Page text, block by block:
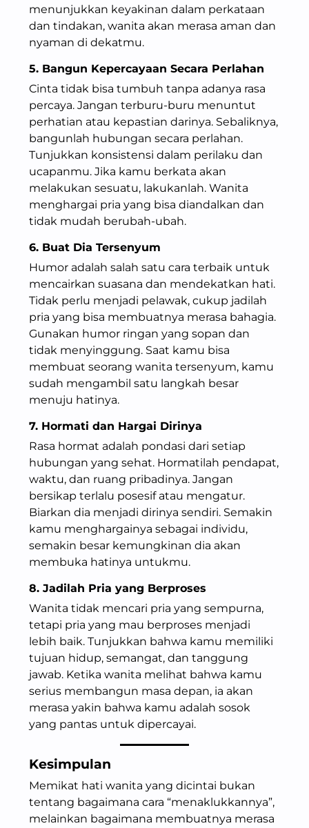
menunjukkan keyakinan dalam perkataan
dan tindakan, wanita akan merasa aman dan
nyaman di dekatmu.
5. Bangun Kepercayaan Secara Perlahan
Cinta tidak bisa tumbuh tanpa adanya rasa
percaya. Jangan terburu-buru menuntut
perhatian atau kepastian darinya. Sebaliknya,
bangunlah hubungan secara perlahan.
Tunjukkan konsistensi dalam perilaku dan
ucapanmu. Jika kamu berkata akan
melakukan sesuatu, lakukanlah. Wanita
menghargai pria yang bisa diandalkan dan
tidak mudah berubah-ubah.
6. Buat Dia Tersenyum
Humor adalah salah satu cara terbaik untuk
mencairkan suasana dan mendekatkan hati.
Tidak perlu menjadi pelawak, cukup jadilah
pria yang bisa membuatnya merasa bahagia.
Gunakan humor ringan yang sopan dan
tidak menyinggung. Saat kamu bisa
membuat seorang wanita tersenyum, kamu
sudah mengambil satu langkah besar
menuju hatinya.
7. Hormati dan Hargai Dirinya
Rasa hormat adalah pondasi dari setiap
hubungan yang sehat. Hormatilah pendapat,
waktu, dan ruang pribadinya. Jangan
bersikap terlalu posesif atau mengatur.
Biarkan dia menjadi dirinya sendiri. Semakin
kamu menghargainya sebagai individu,
semakin besar kemungkinan dia akan
membuka hatinya untukmu.
8. Jadilah Pria yang Berproses
Wanita tidak mencari pria yang sempurna,
tetapi pria yang mau berproses menjadi
lebih baik. Tunjukkan bahwa kamu memiliki
tujuan hidup, semangat, dan tanggung
jawab. Ketika wanita melihat bahwa kamu
serius membangun masa depan, ia akan
merasa yakin bahwa kamu adalah sosok
yang pantas untuk dipercayai.
Kesimpulan
Memikat hati wanita yang dicintai bukan
tentang bagaimana cara “menaklukkannya”,
melainkan bagaimana membuatnya merasa